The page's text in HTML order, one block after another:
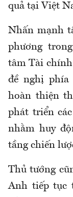
quả tại Việt
Nhấn mạnh
phương
tâm Tài
đề nghị
hoàn thiện
phát triển
nhằm huy
tầng chiến
Thủ tướng
Anh tiếp tục